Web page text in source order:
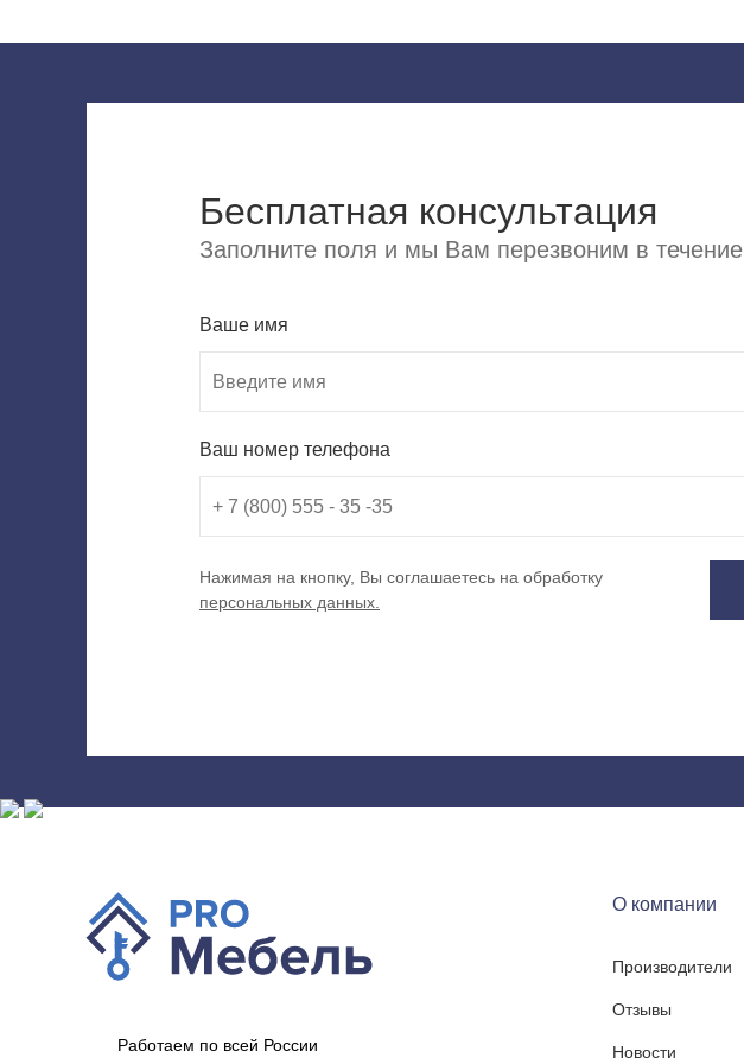
Бесплатная консультация
Заполните поля и мы Вам перезвоним в
Ваше имя
Ваш номер телефона
Нажимая на кнопку, Вы соглашаетесь на обработку
персональных данных.
Работаем по всей России
О компании
Производители
Отзывы
Новости